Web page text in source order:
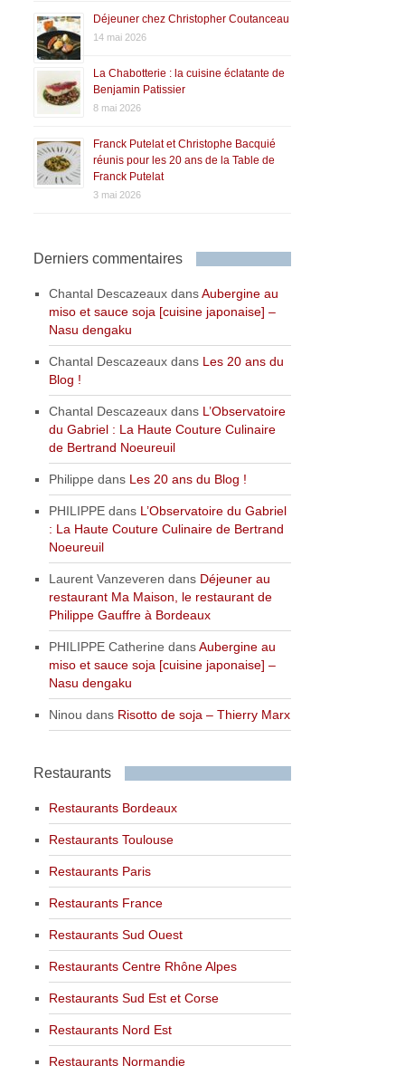
Déjeuner chez Christopher Coutanceau
14 mai 2026
La Chabotterie : la cuisine éclatante de
Benjamin Patissier
8 mai 2026
Franck Putelat et Christophe Bacquié
réunis pour les 20 ans de la Table de
Franck Putelat
3 mai 2026
Derniers commentaires
Chantal Descazeaux dansAubergine au
miso et sauce soja [cuisine japonaise] –
Nasu dengaku
Chantal Descazeaux dans Les 20 ans du
Blog !
Chantal Descazeaux dans L’Observatoire
du Gabriel : La Haute Couture Culinaire
de Bertrand Noeureuil
Philippe dans Les 20 ans du Blog !
PHILIPPE dans L’Observatoire du Gabriel
: La Haute Couture Culinaire de Bertrand
Noeureuil
Laurent Vanzeveren dans Déjeuner au
restaurant Ma Maison, le restaurant de
Philippe Gauffre à Bordeaux
PHILIPPE Catherine dansAubergine au
miso et sauce soja [cuisine japonaise] –
Nasu dengaku
Ninou dans Risotto de soja – Thierry Marx
Restaurants
Restaurants Bordeaux
Restaurants Toulouse
Restaurants Paris
Restaurants France
Restaurants Sud Ouest
Restaurants Centre Rhône Alpes
Restaurants Sud Est et Corse
Restaurants Nord Est
Restaurants Normandie